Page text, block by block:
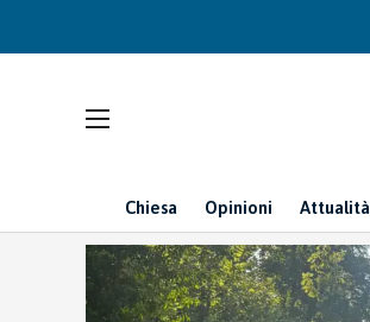
Chiesa Opinioni Attualità
Home